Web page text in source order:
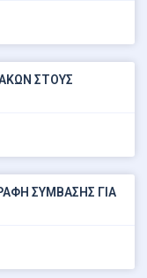
ΣΤΟΥΣ
ΣΥΜΒΑΣΗΣ ΓΙΑ